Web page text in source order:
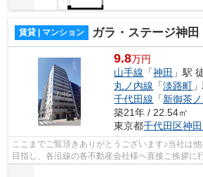
賃貸 | マンション ガラ・ステージ神田
9.8万円
山手線 「神田 」駅
丸ノ内線 「淡路町
千代田線 「新御茶
築21年 / 22.54㎡
東京都千代田区神
ここまでご覧頂きありがとうございます♪当社は
目指し、各沿線の各不動産会社様へ直接ご挨拶に